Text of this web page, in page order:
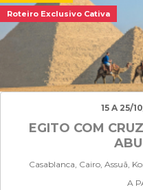
Roteiro Exclusivo Cativa
15 A 25/
EGITO COM
Casablanca, Cairo, Assuã,
A